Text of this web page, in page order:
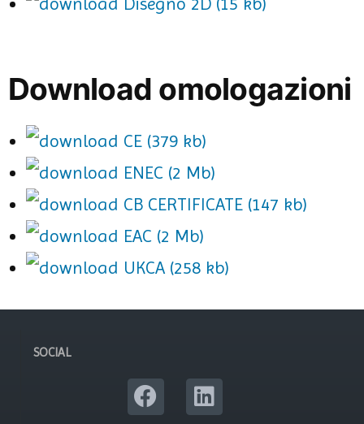
Download omologazioni
CE (379 kb)
ENEC (2 Mb)
CB CERTIFICATE (147 kb)
EAC (2 Mb)
UKCA (258 kb)
SOCIAL